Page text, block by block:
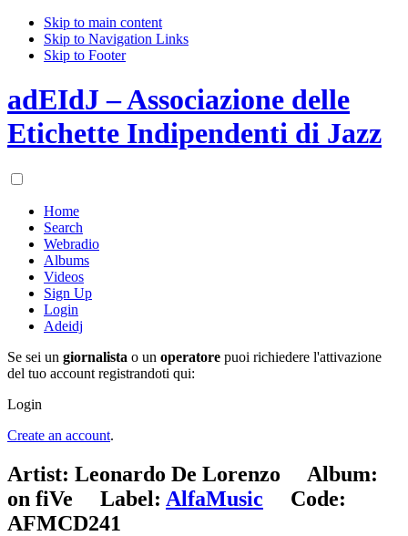
Skip to main content
Skip to Navigation Links
Skip to Footer
adEIdJ – Associazione delle
Etichette Indipendenti di Jazz
Home
Search
Webradio
Albums
Videos
Sign Up
Login
Adeidj
Se sei un giornalista o un operatore puoi richiedere l'attivazione
del tuo account registrandoti qui:
Login
Create an account.
Artist: Leonardo De Lorenzo Album:
on fiVe Label: AlfaMusic Code:
AFMCD241